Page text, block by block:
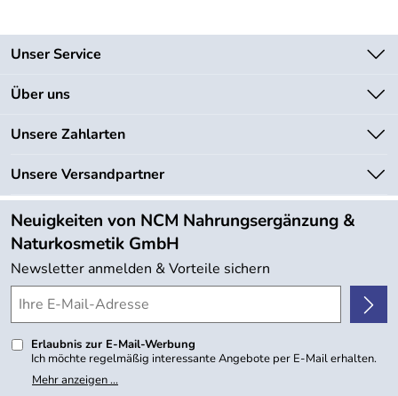
Unser Service
Kontakt
Lieferbedingungen
Kundenlogin
Über uns
Unsere Bestseller
Neu
Angebote
Kundenbewertungen (754)
4,9/5*****
Unsere Zahlarten
Unsere Versandpartner
Neuigkeiten von NCM Nahrungsergänzung &
Naturkosmetik GmbH
Newsletter anmelden & Vorteile sichern
Erlaubnis zur E-Mail-Werbung
Ich möchte regelmäßig interessante Angebote per E-Mail erhalten.
Meine E-Mail-Adresse wird nicht an andere Unternehmen
weitergegeben. Zu statistischen Zwecken wird in anonymer Form
Mehr anzeigen ...